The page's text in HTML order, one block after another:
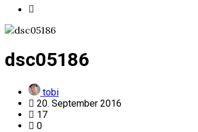
dsc05186
tobi
20. September 2016
17
0